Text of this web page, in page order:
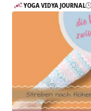
YOGA VIDYA JOURNAL